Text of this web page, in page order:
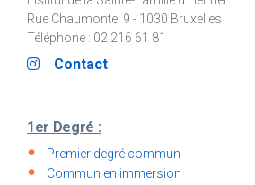
Rue Chaumontel 9 - 1030 Bruxelles
Téléphone : 02 216 61 81
Contact
1er Degré :
Premier degré commun
Commun en immersion